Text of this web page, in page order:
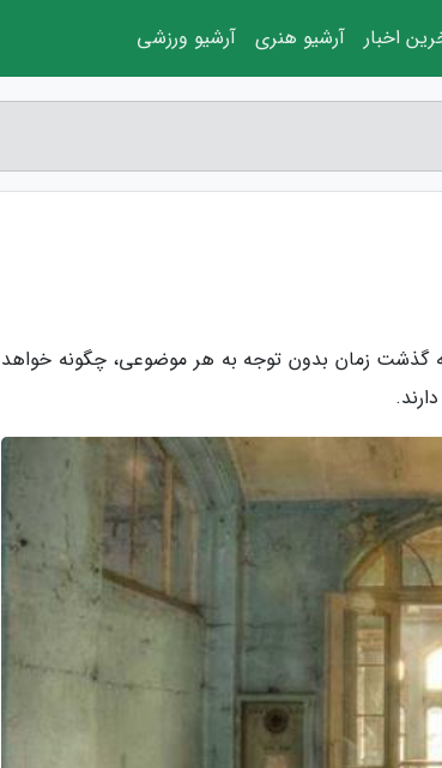
گذشت زمان بدون توجه به هر موضوعی، چگونه خواهد
اخبار آرشیو هنری آرشیو ورزشی